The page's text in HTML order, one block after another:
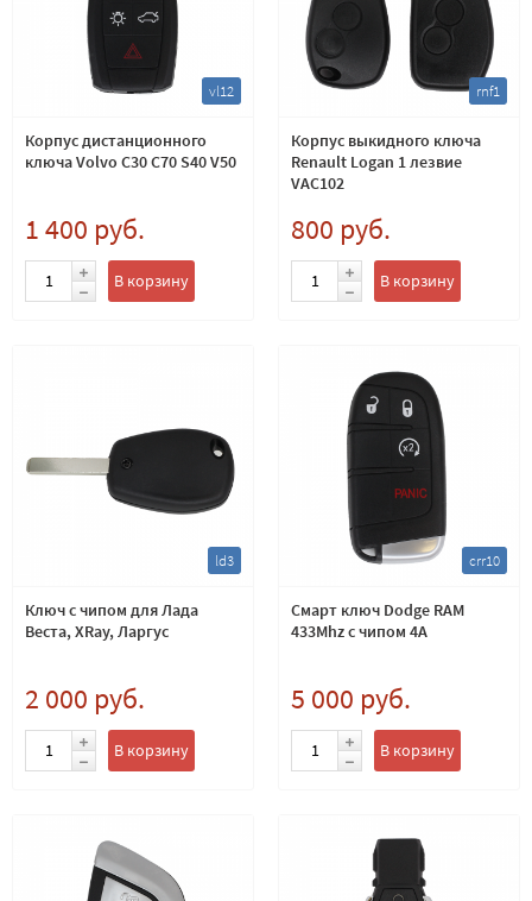
vl12
Корпус дистанционного
ключа Volvo C30 C70 S40 V50
1 400 руб.
В корзину
rnf1
Корпус выкидного ключа
Renault Logan 1 лезвие
VAC102
800 руб.
В корзину
ld3
Ключ с чипом для Лада
Веста, XRay, Ларгус
2 000 руб.
В корзину
crr10
Смарт ключ Dodge RAM
433Mhz с чипом 4A
5 000 руб.
В корзину